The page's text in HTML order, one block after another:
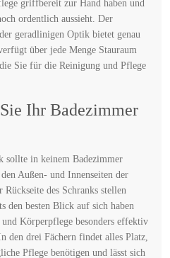
griffbereit zur Hand haben und
ordentlich aussieht. Der
geradlinigen Optik bietet genau
über jede Menge Stauraum
Sie für die Reinigung und Pflege
Ihr Badezimmer
sollte in keinem Badezimmer
Außen- und Innenseiten der
Rückseite des Schranks stellen
den besten Blick auf sich haben
Körperpflege besonders effektiv
den drei Fächern findet alles Platz,
Pflege benötigen und lässt sich